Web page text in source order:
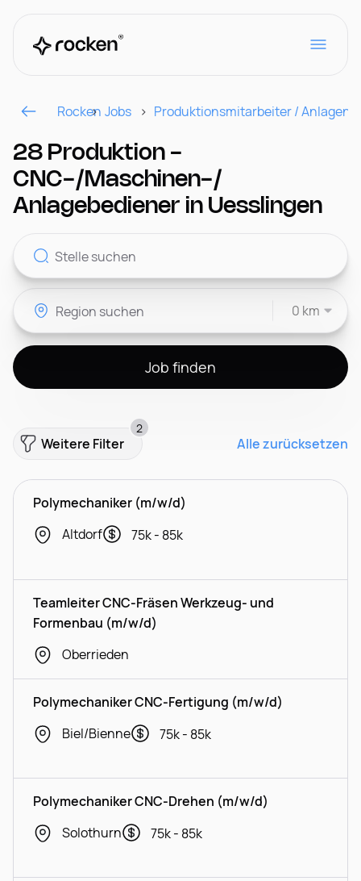
Für Arbeitgeber
Kontakt
Rocken Jobs Produktionsmitarbeiter /
28 Produktion -
CNC-/Maschinen-/
Anlagebediener in Uesslingen
0 km
Job finden
Weitere Filter
2
Alle zurücksetzen
Polymechaniker (m/w/d)
Altdorf
75k - 85k
Teamleiter CNC-Fräsen Werkzeug- und
Formenbau (m/w/d)
Oberrieden
Polymechaniker CNC-Fertigung (m/w/d)
Biel/Bienne
75k - 85k
Polymechaniker CNC-Drehen (m/w/d)
Solothurn
75k - 85k